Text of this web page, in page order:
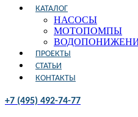
КАТАЛОГ
НАСОСЫ
МОТОПОМПЫ
ПРОЕКТЫ
СТАТЬИ
КОНТАКТЫ
+7 (495) 492-74-77